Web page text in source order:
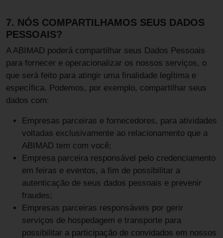
7. NÓS COMPARTILHAMOS SEUS DADOS
PESSOAIS?
A ABIMAD poderá compartilhar seus Dados Pessoais
para fornecer e operacionalizar os nossos serviços, o
que será feito para atingir uma finalidade legítima e
específica. Podemos, por exemplo, compartilhar seus
dados com:
Empresas parceiras e fornecedores, para atividades
voltadas exclusivamente ao relacionamento que a
ABIMAD tem com você;
Empresa parceira responsável pelo credenciamento
em feiras e eventos, a fim de possibilitar a
autenticação de seus dados pessoais e prevenir
fraudes;
Empresas parceiras responsáveis por gerir
serviços de hospedagem e transporte para
possibilitar a participação de convidados em nossos